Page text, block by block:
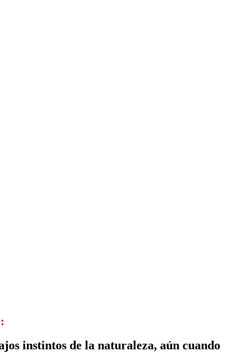
instintos de la naturaleza, aún cuando